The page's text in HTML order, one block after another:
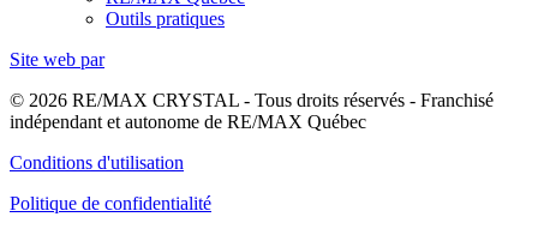
Outils pratiques
Site web par
© 2026 RE/MAX CRYSTAL - Tous droits réservés - Franchisé
indépendant et autonome de RE/MAX Québec
Conditions d'utilisation
Politique de confidentialité